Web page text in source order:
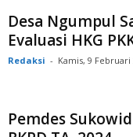
Desa Ngumpul
Evaluasi HKG
Redaksi - Kamis, 9 Februari
Pemdes